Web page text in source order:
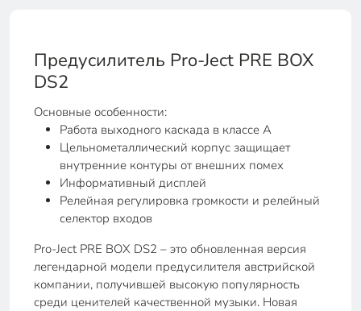
Предусилитель Pro-Ject PRE BOX
DS2
Основные особенности:
Работа выходного каскада в классе А
Цельнометаллический корпус защищает
внутренние контуры от внешних помех
Информативный дисплей
Релейная регулировка громкости и релейный
селектор входов
Pro-Ject PRE BOX DS2 – это обновленная версия
легендарной модели предусилителя австрийской
компании, получившей высокую популярность
среди ценителей качественной музыки. Новая